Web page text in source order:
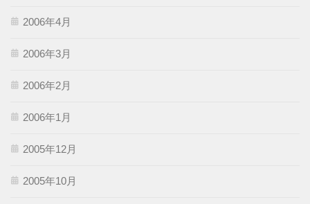
2006年4月
2006年3月
2006年2月
2006年1月
2005年12月
2005年10月